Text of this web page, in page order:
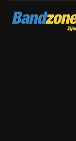
Bandzone.cz
žijeme hudbou